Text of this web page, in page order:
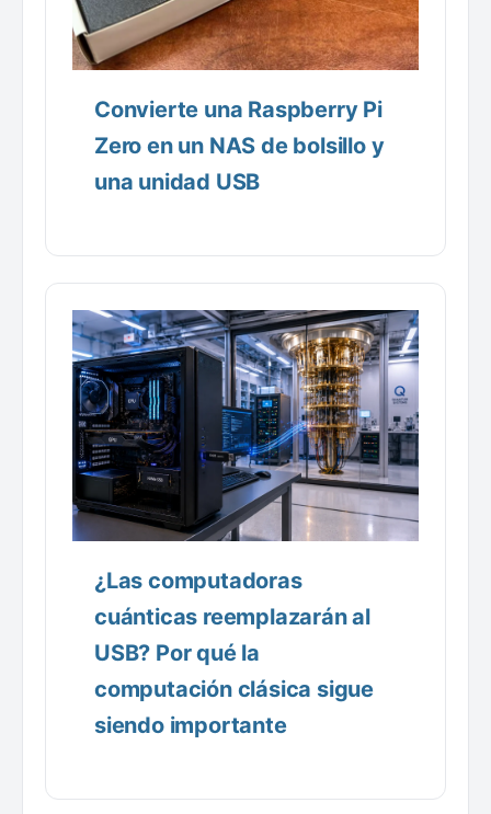
Convierte una Raspberry Pi
Zero en un NAS de bolsillo y
una unidad USB
¿Las computadoras
cuánticas reemplazarán al
USB? Por qué la
computación clásica sigue
siendo importante